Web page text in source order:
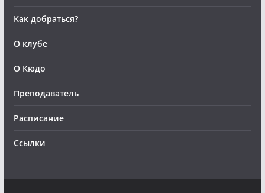
Как добраться?
О клубе
О Кюдо
Преподаватель
Расписание
Ссылки